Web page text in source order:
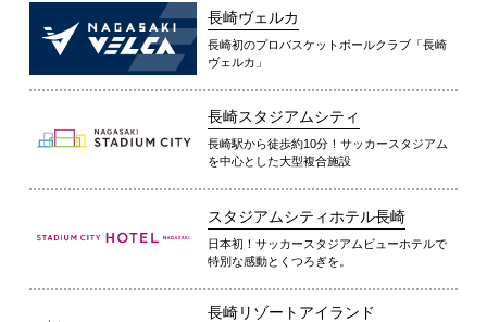
長崎ヴェルカ
長崎初のプロバスケットボールクラブ「長崎
ヴェルカ」
長崎スタジアムシティ
長崎駅から徒歩約10分！サッカースタジアム
を中心とした大型複合施設
スタジアムシティホテル長崎
日本初！サッカースタジアムビューホテルで
特別な感動とくつろぎを。
長崎リゾートアイランド